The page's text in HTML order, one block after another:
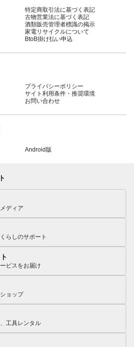
特定商取引法に基づく表記
古物営業法に基づく表記
酒類販売管理者標識の掲示
家電リサイクルについて
BtoB掛け払い申込
プライバシーポリシー
サイト利用条件・推奨環境
お問い合わせ
Android版
ディア
らしのサポート
ビスをお届け
ョップ
工具レンタル